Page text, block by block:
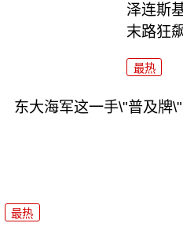
泽连斯
末路狂飙
最热
东大海军这一手\"普及牌
最热